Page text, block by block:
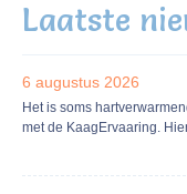
Laatste
6 augustus 2026
Het is soms
met de KaagErvaaring.